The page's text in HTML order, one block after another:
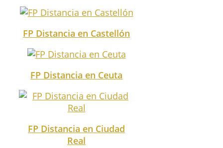
FP Distancia en Castellón
FP Distancia en Ceuta
FP Distancia en Ciudad
Real